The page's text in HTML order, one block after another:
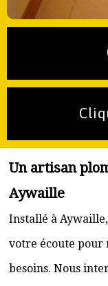
Un artisan
Aywaille
Installé à
votre écoute pour
besoins. Nous